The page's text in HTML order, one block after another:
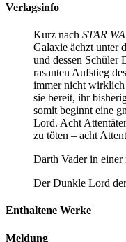
Verlagsinfo
Kurz nach STAR
Galaxie ächzt unter
und dessen Schüler
rasanten Aufstieg
immer nicht wirklich
sie bereit, ihr
somit beginnt eine
Lord. Acht
zu töten – acht
Darth Vader in
Der Dunkle Lord
Enthaltene Werke
Meldung